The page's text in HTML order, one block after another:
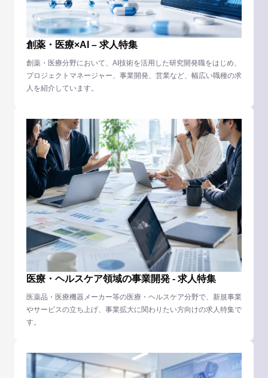
創薬・医療×AI – 求人特集
創薬・医療分野において、AI技術を活用した研究開発職をはじめ、
プロジェクトマネージャー、事業開発、営業など、幅広い職種の求
人を紹介しています。
医療・ヘルスケア領域の事業開発 - 求人特集
医薬品・医療機器メーカー等の医療・ヘルスケア分野で、新規事業
やサービスの立ち上げ、事業拡大に関わりたい方向けの求人特集で
す。